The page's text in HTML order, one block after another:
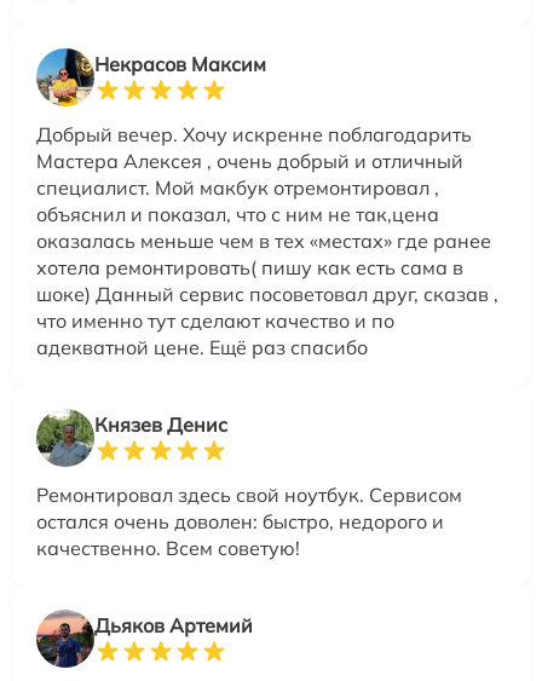
Некрасов Максим
Добрый вечер. Хочу искренне поблагодарить
Мастера Алексея , очень добрый и отличный
специалист. Мой макбук отремонтировал ,
объяснил и показал, что с ним не так,цена
оказалась меньше чем в тех «местах» где ранее
хотела ремонтировать( пишу как есть сама в
шоке) Данный сервис посоветовал друг, сказав ,
что именно тут сделают качество и по
адекватной цене. Ещё раз спасибо
Князев Денис
Ремонтировал здесь свой ноутбук. Сервисом
остался очень доволен: быстро, недорого и
качественно. Всем советую!
Дьяков Артемий